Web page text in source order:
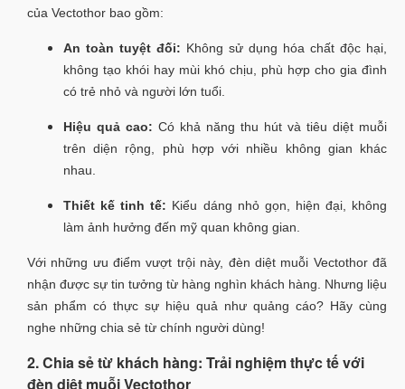
của Vectothor bao gồm:
An toàn tuyệt đối: Không sử dụng hóa chất độc hại,
không tạo khói hay mùi khó chịu, phù hợp cho gia đình
có trẻ nhỏ và người lớn tuổi.
Hiệu quả cao: Có khả năng thu hút và tiêu diệt muỗi
trên diện rộng, phù hợp với nhiều không gian khác
nhau.
Thiết kế tinh tế: Kiểu dáng nhỏ gọn, hiện đại, không
làm ảnh hưởng đến mỹ quan không gian.
Với những ưu điểm vượt trội này, đèn diệt muỗi Vectothor đã
nhận được sự tin tưởng từ hàng nghìn khách hàng. Nhưng liệu
sản phẩm có thực sự hiệu quả như quảng cáo? Hãy cùng
nghe những chia sẻ từ chính người dùng!
2. Chia sẻ từ khách hàng: Trải nghiệm thực tế với
đèn diệt muỗi Vectothor